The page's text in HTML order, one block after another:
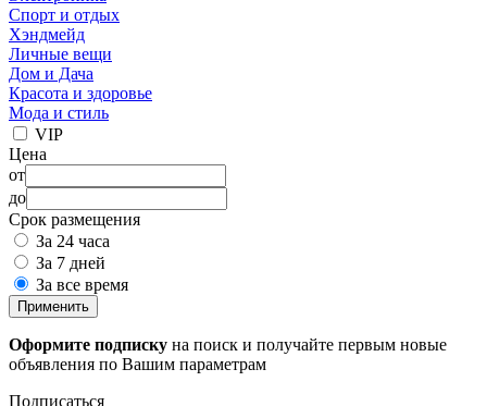
Спорт и отдых
Хэндмейд
Личные вещи
Дом и Дача
Красота и здоровье
Мода и стиль
VIP
Цена
от
до
Срок размещения
За 24 часа
За 7 дней
За все время
Применить
Оформите подписку на поиск и получайте первым новые
объявления по Вашим параметрам
Подписаться